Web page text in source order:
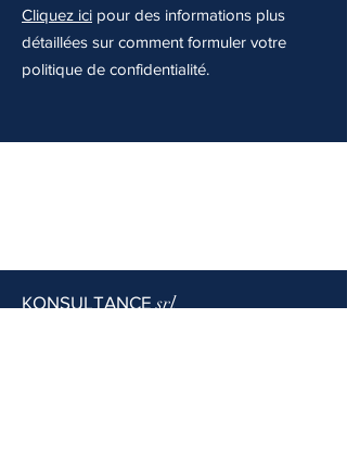
Cliquez ici pour des informations plus
détaillées sur comment formuler votre
politique de confidentialité.
KONSULTANCEsrl